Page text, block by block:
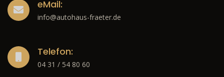
eMail:
info@autohaus-fraeter.de
Telefon:
04 31 / 54 80 60